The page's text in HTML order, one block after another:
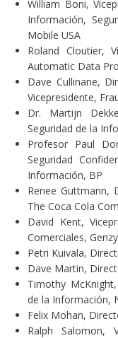
William Boni,
Información,
Mobile USA
Roland Cloutier,
Automatic Data
Dave Cullinane,
Vicepresidente,
Dr. Martijn
Seguridad de la
Profesor Paul
Seguridad
Información, BP
Renee Guttmann,
The Coca Cola
David Kent,
Comerciales,
Petri Kuivala,
Dave Martin,
Timothy
de la Información,
Felix Mohan,
Ralph Salomon,